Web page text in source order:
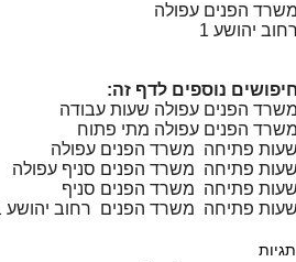
הפנים עפולה
יהושע 1
נוספים לדף זה:
הפנים עפולה שעות עבודה
הפנים עפולה מתי פתוח
פתיחה משרד הפנים עפולה
פתיחה משרד הפנים סניף עפולה
פתיחה משרד הפנים סניף
פתיחה משרד הפנים רחוב יהושע 1
תגיות